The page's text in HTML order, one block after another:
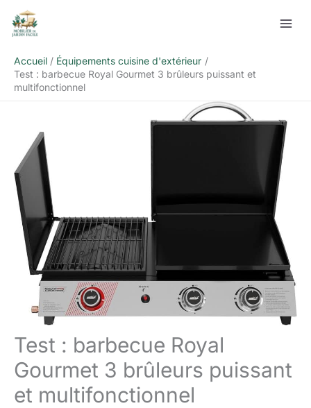
Accueil
Équipements cuisine d'extérieur
Test : barbecue Royal Gourmet 3 brûleurs puissant et
multifonctionnel
Test : barbecue Royal
Gourmet 3 brûleurs puissant
et multifonctionnel
Rechercher